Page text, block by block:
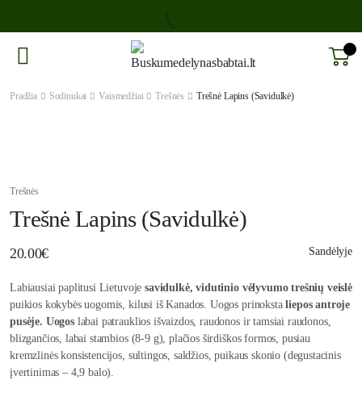
Pradžia Sodinukai Vaismedžiai Trešnės Trešnė Lapins (Savidulkė)
Trešnės
Trešnė Lapins (Savidulkė)
20.00€ Sandėlyje
Labiausiai paplitusi Lietuvojesavidulkė, vidutinio vėlyvumo trešnių veislė
puikios kokybės uogomis, kilusi iš Kanados. Uogos prinokstaliepos antroje
pusėje. Uogos labai patrauklios išvaizdos, raudonos ir tamsiai raudonos,
blizgančios, labai stambios (8-9 g), plačios širdiškos formos, pusiau
kremzlinės konsistencijos, sultingos, saldžios, puikaus skonio (degustacinis
įvertinimas – 4,9 balo).